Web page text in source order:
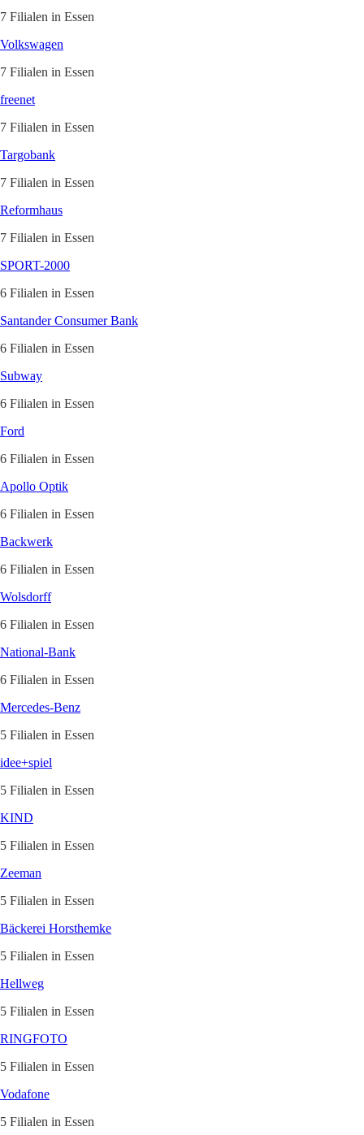
7 Filialen in Essen
Volkswagen
7 Filialen in Essen
freenet
7 Filialen in Essen
Targobank
7 Filialen in Essen
Reformhaus
7 Filialen in Essen
SPORT-2000
6 Filialen in Essen
Santander Consumer Bank
6 Filialen in Essen
Subway
6 Filialen in Essen
Ford
6 Filialen in Essen
Apollo Optik
6 Filialen in Essen
Backwerk
6 Filialen in Essen
Wolsdorff
6 Filialen in Essen
National-Bank
6 Filialen in Essen
Mercedes-Benz
5 Filialen in Essen
idee+spiel
5 Filialen in Essen
KIND
5 Filialen in Essen
Zeeman
5 Filialen in Essen
Bäckerei Horsthemke
5 Filialen in Essen
Hellweg
5 Filialen in Essen
RINGFOTO
5 Filialen in Essen
Vodafone
5 Filialen in Essen